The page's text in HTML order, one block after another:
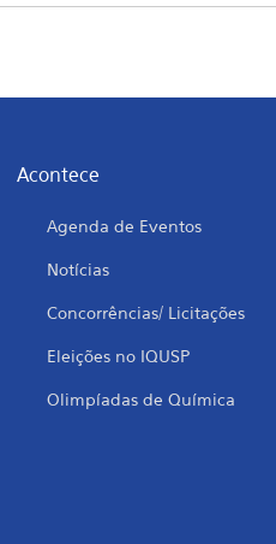
Acontece
Agenda de Eventos
Notícias
Concorrências/ Licitações
Eleições no IQUSP
Olimpíadas de Química